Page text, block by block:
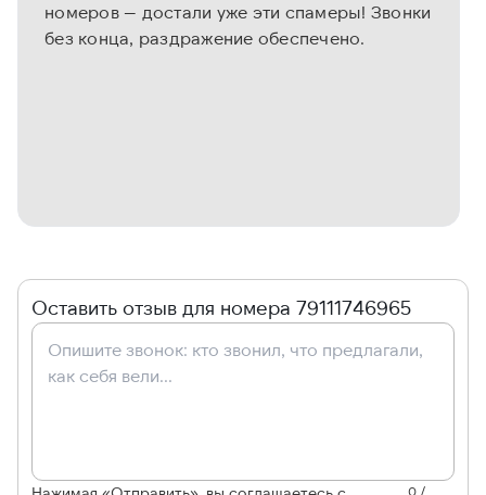
номеров — достали уже эти спамеры! Звонки
без конца, раздражение обеспечено.
Оставить отзыв для номера 79111746965
0 /